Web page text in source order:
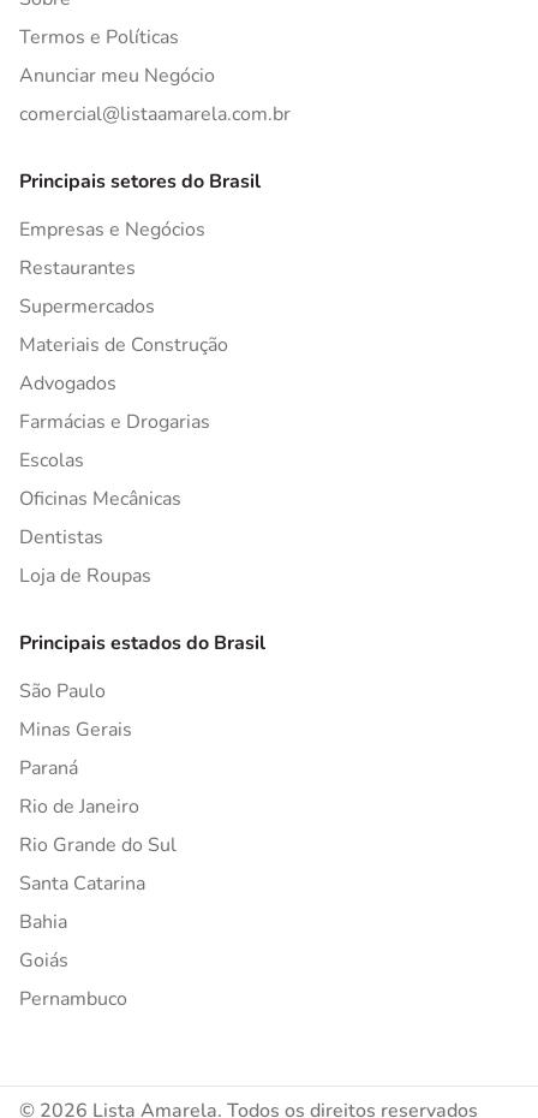
Termos e Políticas
Anunciar meu Negócio
comercial@listaamarela.com.br
Principais setores do Brasil
Empresas e Negócios
Restaurantes
Supermercados
Materiais de Construção
Advogados
Farmácias e Drogarias
Escolas
Oficinas Mecânicas
Dentistas
Loja de Roupas
Principais estados do Brasil
São Paulo
Minas Gerais
Paraná
Rio de Janeiro
Rio Grande do Sul
Santa Catarina
Bahia
Goiás
Pernambuco
© 2026 Lista Amarela. Todos os direitos reservados